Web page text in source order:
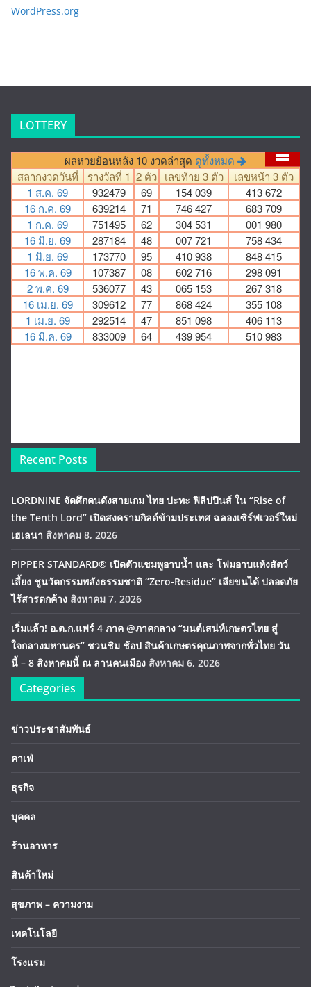
WordPress.org
LOTTERY
Recent Posts
LORDNINE จัดศึกคนดังสายเกม ไทย ปะทะ ฟิลิปปินส์ ใน “Rise of
the Tenth Lord” เปิดสงครามกิลด์ข้ามประเทศ ฉลองเซิร์ฟเวอร์ใหม่
เฮเลนา สิงหาคม 8, 2026
PIPPER STANDARD® เปิดตัวแชมพูอาบน้ำ และ โฟมอาบแห้งสัตว์
เลี้ยง ชูนวัตกรรมพลังธรรมชาติ “Zero-Residue” เลียขนได้ ปลอดภัย
ไร้สารตกค้าง สิงหาคม 7, 2026
เริ่มแล้ว! อ.ต.ก.แฟร์ 4 ภาค @ภาคกลาง “มนต์เสน่ห์เกษตรไทย สู่
ใจกลางมหานคร” ชวนชิม ช้อป สินค้าเกษตรคุณภาพจากทั่วไทย วัน
นี้ – 8 สิงหาคมนี้ ณ ลานคนเมือง สิงหาคม 6, 2026
Categories
ข่าวประชาสัมพันธ์
คาเฟ่
ธุรกิจ
บุคคล
ร้านอาหาร
สินค้าใหม่
สุขภาพ – ความงาม
เทคโนโลยี
โรงแรม